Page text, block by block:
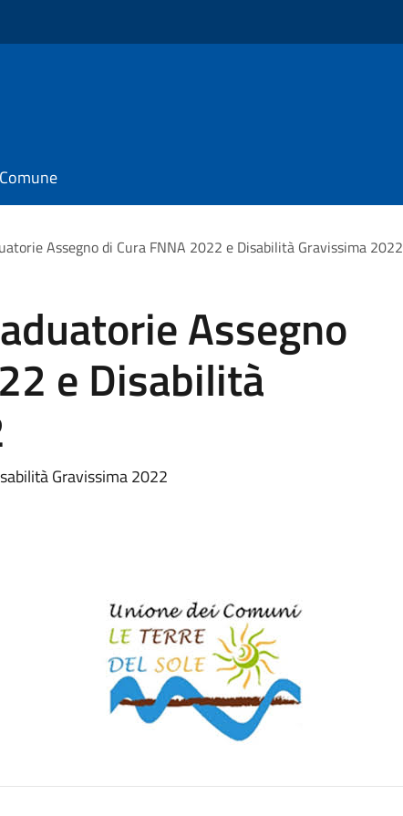
Assegno di Cura FNNA 2022 e Disabilità Gravissima 2022
Assegno
e Disabilità
Gravissima 2022